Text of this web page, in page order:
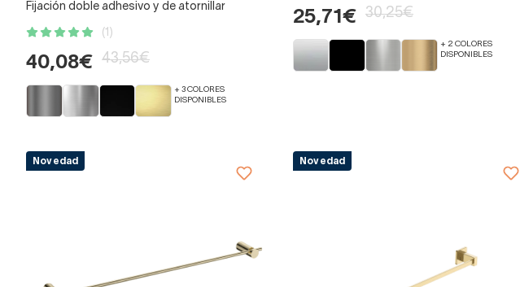
Fijación doble adhesivo y de atornillar
(1)
40,08€ 43,56€
+ 3 COLORES
DISPONIBLES
25,71€ 30,25€
+ 2 COLORES
DISPONIBLES
Novedad Novedad